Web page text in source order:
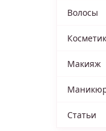
Волосы
Макияж
Статьи